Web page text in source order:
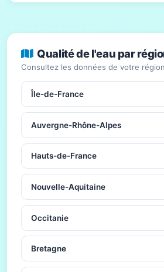
Qualité de l'eau par
Consultez les données de votre
Île-de-France
Auvergne-Rhône-Alpes
Hauts-de-France
Nouvelle-Aquitaine
Occitanie
Bretagne